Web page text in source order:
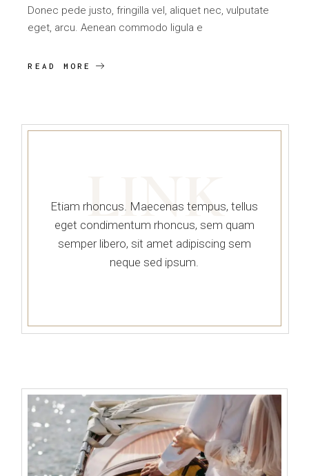
Donec pede justo, fringilla vel, aliquet nec, vulputate
eget, arcu. Aenean commodo ligula e
READ MORE
LINK
Etiam rhoncus. Maecenas tempus, tellus
eget condimentum rhoncus, sem quam
semper libero, sit amet adipiscing sem
neque sed ipsum.